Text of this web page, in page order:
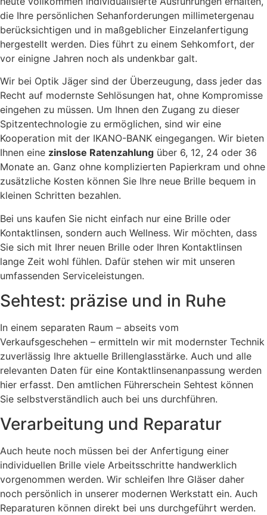
die Ihre persönlichen Sehanforderungen millimetergenau
berücksichtigen und in maßgeblicher Einzelanfertigung
hergestellt werden. Dies führt zu einem Sehkomfort, der
vor einigne Jahren noch als undenkbar galt.
Wir bei Optik Jäger sind der Überzeugung, dass jeder das
Recht auf modernste Sehlösungen hat, ohne Kompromisse
eingehen zu müssen. Um Ihnen den Zugang zu dieser
Spitzentechnologie zu ermöglichen, sind wir eine
Kooperation mit der IKANO-BANK eingegangen. Wir bieten
Ihnen eine zinslose Ratenzahlung über 6, 12, 24 oder 36
Monate an. Ganz ohne komplizierten Papierkram und ohne
zusätzliche Kosten können Sie Ihre neue Brille bequem in
kleinen Schritten bezahlen.
Bei uns kaufen Sie nicht einfach nur eine Brille oder
Kontaktlinsen, sondern auch Wellness. Wir möchten, dass
Sie sich mit Ihrer neuen Brille oder Ihren Kontaktlinsen
lange Zeit wohl fühlen. Dafür stehen wir mit unseren
umfassenden Serviceleistungen.
Sehtest: präzise und in Ruhe
In einem separaten Raum – abseits vom
Verkaufsgeschehen – ermitteln wir mit modernster Technik
zuverlässig Ihre aktuelle Brillenglasstärke. Auch und alle
relevanten Daten für eine Kontaktlinsenanpassung werden
hier erfasst. Den amtlichen Führerschein Sehtest können
Sie selbstverständlich auch bei uns durchführen.
Verarbeitung und Reparatur
Auch heute noch müssen bei der Anfertigung einer
individuellen Brille viele Arbeitsschritte handwerklich
vorgenommen werden. Wir schleifen Ihre Gläser daher
noch persönlich in unserer modernen Werkstatt ein. Auch
Reparaturen können direkt bei uns durchgeführt werden.